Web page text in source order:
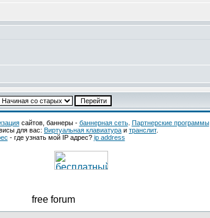
сайтов, баннеры - баннерная сеть. Партнерские программы
для вас: Виртуальная клавиатура и транслит.
- где узнать мой IP адрес? ip address
free forum